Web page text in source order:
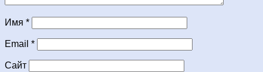
Имя *
Email *
Сайт